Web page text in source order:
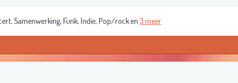
Samenwerking, Funk, Indie, Pop/rock en3 meer